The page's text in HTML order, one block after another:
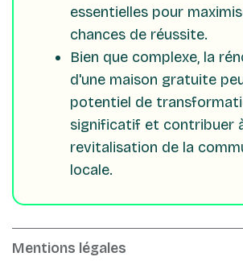
essentielles pour
chances de réussite.
Bien que complexe, la
d'une maison gratuite
potentiel de
significatif et contribuer
revitalisation de la
locale.
Mentions légales